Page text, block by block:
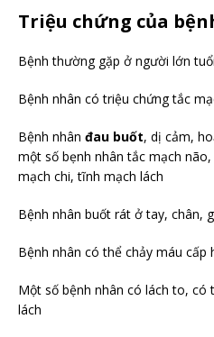
Triệu chứng của
Bệnh thường gặp ở người lớn
Bệnh nhân có triệu chứng tắc
Bệnh nhân đau buốt, dị cảm,
một số bẹnh nhân tắc mạch
mạch chi, tĩnh mạch lách
Bệnh nhân buốt rát ở tay, chân,
Bệnh nhân có thể chảy máu cấp
Một số bệnh nhân có lách to, có
lách